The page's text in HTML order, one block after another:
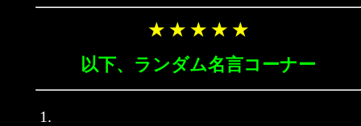
★ ★ ★ ★ ★
以下、ランダム名言コーナー
1.